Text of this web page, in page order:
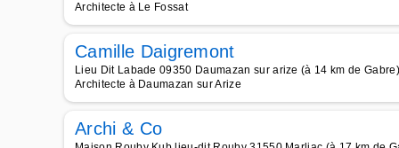
Architecte à Le Fossat
Camille Daigremont
Lieu Dit Labade 09350 Daumazan sur arize (à 14 km de Gabre)
Architecte à Daumazan sur Arize
Archi & Co